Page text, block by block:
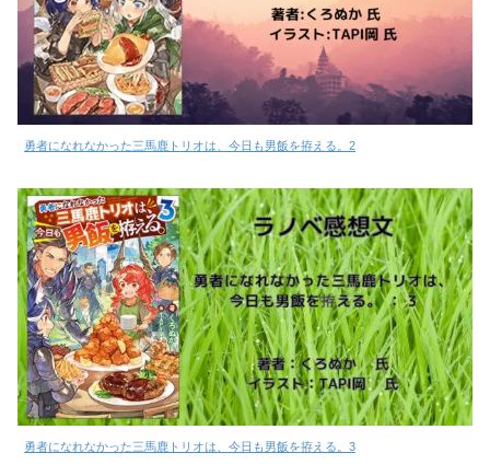
勇者になれなかった三馬鹿トリオは、今日も男飯を拵える。2
勇者になれなかった三馬鹿トリオは、今日も男飯を拵える。3